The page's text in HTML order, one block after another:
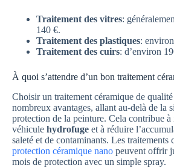
Traitement des vitres:
140 €.
Traitement des plastiques:
Traitement des cuirs: d’environ
À quoi s’attendre d’un bon traitement
Choisir un traitement céramique de
nombreux avantages, allant au-delà de la
protection de la peinture. Cela contribue à
véhicule hydrofuge et à réduire
saleté et de contaminants. Les traitements
protection céramique nano peuvent offrir
mois de protection avec un simple spray.